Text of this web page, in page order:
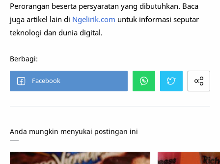
Perorangan beserta persyaratan yang dibutuhkan. Baca
juga artikel lain di Ngelirik.com untuk informasi seputar
teknologi dan dunia digital.
Anda mungkin menyukai postingan ini